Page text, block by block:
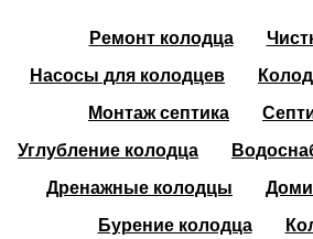
Ремонт колодца
Насосы для колодцев
Монтаж септика
Углубление колодца
Дренажные колодцы
Бурение колодца